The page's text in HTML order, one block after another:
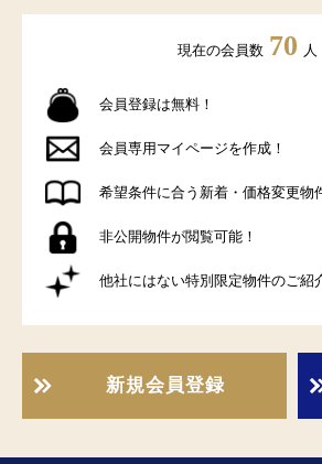
現在の会員数 70 人
会員登録は無料！
会員専用マイページを作成！
希望条件に合う新着・価格変更物
非公開物件が閲覧可能！
他社にはない特別限定物件のご紹
新規会員登録